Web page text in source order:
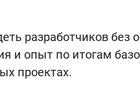
разработчиков
и опыт по итогам
проектах.